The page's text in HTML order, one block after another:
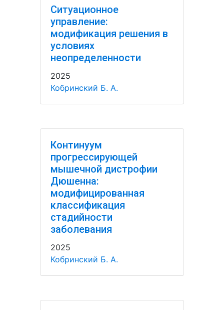
Ситуационное
управление:
модификация решения в
условиях
неопределенности
2025
Кобринский Б. А.
Континуум
прогрессирующей
мышечной дистрофии
Дюшенна:
модифицированная
классификация
стадийности
заболевания
2025
Кобринский Б. А.